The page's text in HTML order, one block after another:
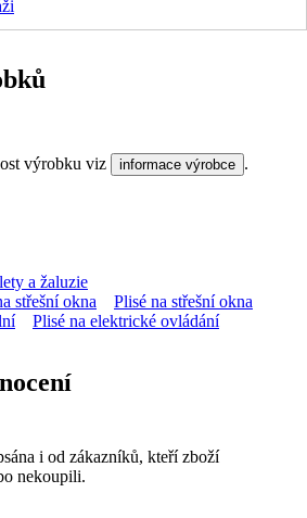
výrobku viz informace výrobce .
a žaluzie
střešní okna
Plisé na střešní okna
Plisé na elektrické ovládání
i od zákazníků, kteří zboží
nekoupili.